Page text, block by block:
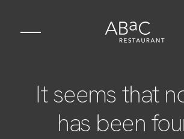
L’Espace
It seems that
has been